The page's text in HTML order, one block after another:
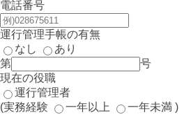
電話番号
運行管理手帳の有無
なし
あり
第
号
現在の役職
運行管理者
(実務経験
一年以上 一年未満 )